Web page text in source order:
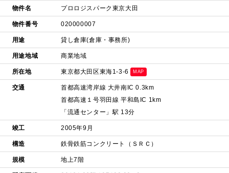
物件名 プロロジスパーク東京大田
物件番号 020000007
用途 貸し倉庫(倉庫・事務所)
用途地域 商業地域
所在地 東京都大田区東海1-3-6 MAP
交通
首都高速湾岸線 大井南IC 0.3km
首都高速１号羽田線 平和島IC 1km
「流通センター」駅 13分
竣工 2005年9月
構造 鉄骨鉄筋コンクリート（ＳＲＣ）
規模 地上7階